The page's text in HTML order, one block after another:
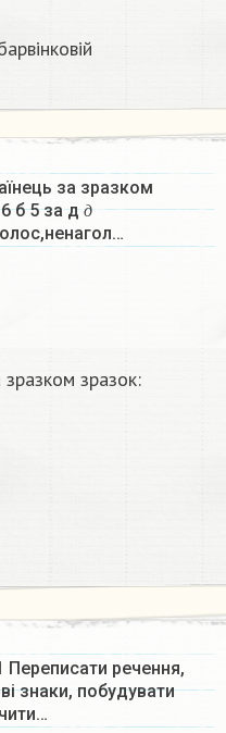
за зразком
′ б 5 за дд
д
зразком зразок:
Переписати речення,
знаки, побудувати